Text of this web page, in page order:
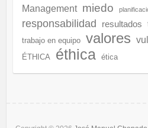
Management miedo
responsabilidad resultados
trabajo en equipo valores
ÉTHICA éthica ética